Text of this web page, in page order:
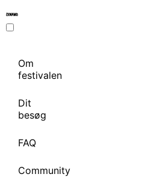
Om
festivalen
Dit
besøg
FAQ
Community